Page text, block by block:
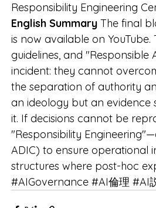
Responsibility Engineering
English Summary The final
is now available on
guidelines, and
incident: they cannot
the separation of authority
an ideology but an evidence
it. If decisions cannot be
"Responsibility
ADIC) to ensure operational
structures where post-hoc
#AIGovernance #AI倫理 #AI